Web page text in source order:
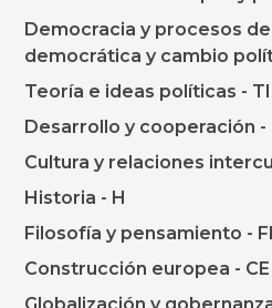
Democracia y procesos
democrática y cambio
Teoría e ideas políticas -
Desarrollo y cooperación -
Cultura y relaciones
Historia - H
Filosofía y pensamiento -
Construcción europea - CE